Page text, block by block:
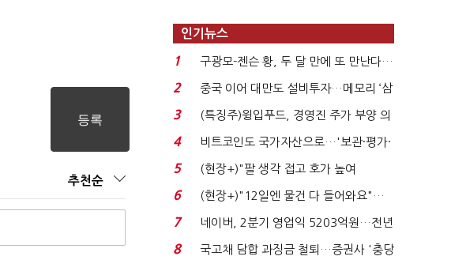
추천순
인기뉴스
1
구광모-젠슨 황, 두 달 만에 또 만난다…
로봇·AI 등 논...
2
중국 이어 대만도 설비투자…메모리 ‘삼
국전쟁’
3
(특징주)윙입푸드, 경영진 주가 부양 의
지에 상한가...
4
비트코인도 국가자산으로…'보관·평가·
처분' 기준은 ...
5
(현장+)"팔 생각 접고 호가 높여
요"…'덜 똘똘한 한 채' 20...
6
(현장+)"12일엔 물건 다 들어와요"…
빈 매대 채우며 문 연 ...
7
네이버, 2분기 영업익 5203억원…전년
비 0.2% 감소...
8
국고채 담합 과징금 철퇴…증권사 '충당